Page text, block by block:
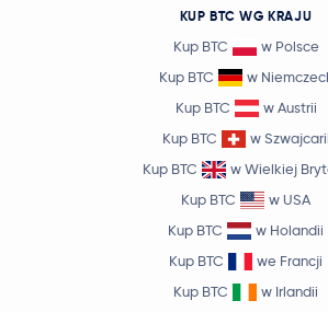
KUP BTC WG KRAJU
Kup BTC
w Polsce
Kup BTC
w
Kup BTC
w Austrii
Kup BTC
w Szwajcarii
Kup BTC
w Wielkiej
Kup BTC
w USA
Kup BTC
w Holandii
Kup BTC
we Francji
Kup BTC
w Irlandii